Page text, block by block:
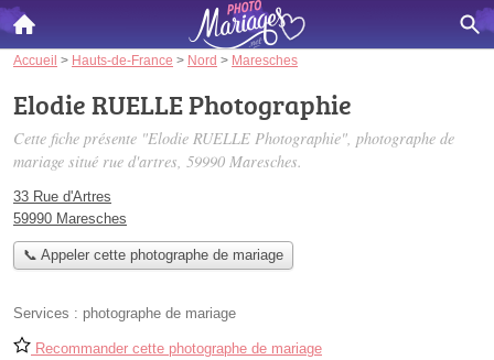
Accueil > Hauts-de-France > Nord > Maresches
Elodie RUELLE Photographie
Cette fiche présente "Elodie RUELLE Photographie", photographe de
mariage situé rue d'artres, 59990 Maresches.
33 Rue d'Artres
59990 Maresches
📞 Appeler cette photographe de mariage
Services : photographe de mariage
Recommander cette photographe de mariage